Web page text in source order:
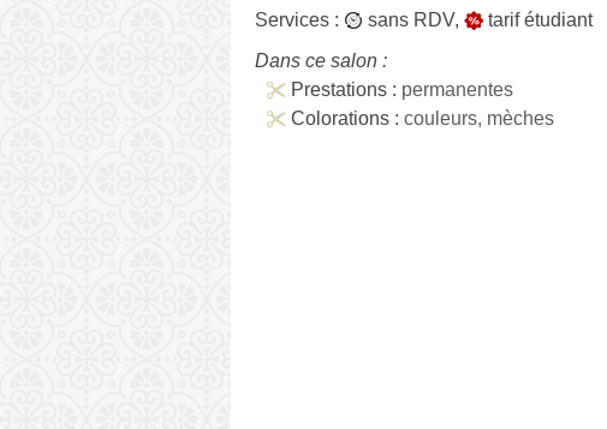
Services :
sans RDV,
tarif étudiant
Dans ce salon :
Prestations : permanentes
Colorations : couleurs, mèches